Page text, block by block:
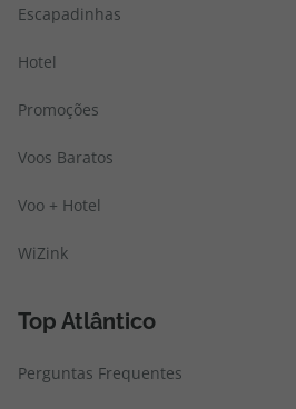
Escapadinhas
Hotel
Promoções
Voos Baratos
Voo + Hotel
WiZink
Top Atlântico
Perguntas Frequentes